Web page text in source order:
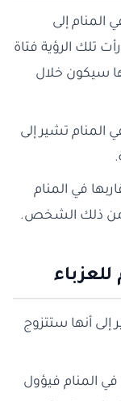
المنام إلى
تلك الرؤية فتاة
سيكون خلال
المنام تشير إلى
في المنام
من ذلك الشخص.
إلى أنها ستتزوج
في المنام فيؤول